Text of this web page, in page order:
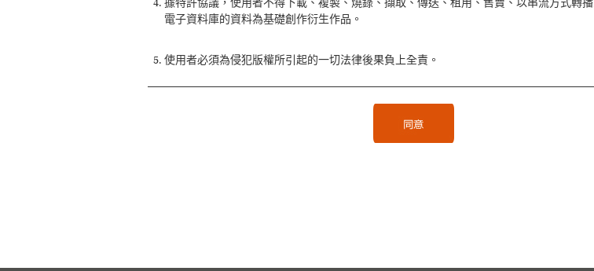
據特許協議，使用者不得下載、複製、燒錄、擷取、傳送、租用、售賣、以串流方式轉
電子資料庫的資料為基礎創作衍生作品。
使用者必須為侵犯版權所引起的一切法律後果負上全責。